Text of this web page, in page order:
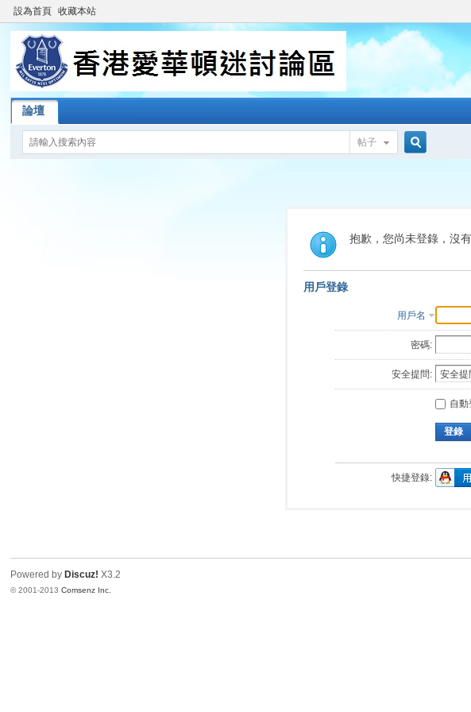
設為首頁 收藏本站
論壇
帖子
索
抱歉，您尚未登錄，沒
用戶登錄
用戶名
密碼:
安全提問:
自動
登錄
快捷登錄:
Powered by Discuz! X3.2
© 2001-2013Comsenz Inc.